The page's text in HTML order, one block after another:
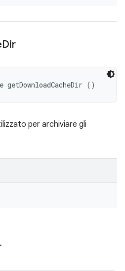
Dir
()
per archiviare gli